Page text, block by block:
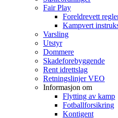
Fair Play
Foreldrevett
Kampvert
Varsling
Utstyr
Dommere
Skadeforebyggende
Rent idrettslag
Retningslinjer VEO
Informasjon om
Flytting av kamp
Fotballforsikring
Kontigent